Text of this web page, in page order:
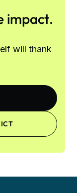
impact.
will thank